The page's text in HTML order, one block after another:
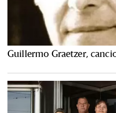
Guillermo Graetzer,